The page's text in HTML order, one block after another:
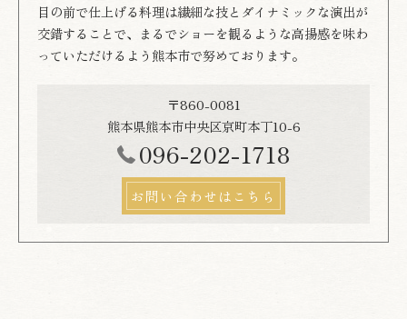
目の前で仕上げる料理は繊細な技とダイナミックな演出が
交錯することで、まるでショーを観るような高揚感を味わ
っていただけるよう熊本市で努めております。
〒860-0081
熊本県熊本市中央区京町本丁10-6
096-202-1718
お問い合わせはこちら